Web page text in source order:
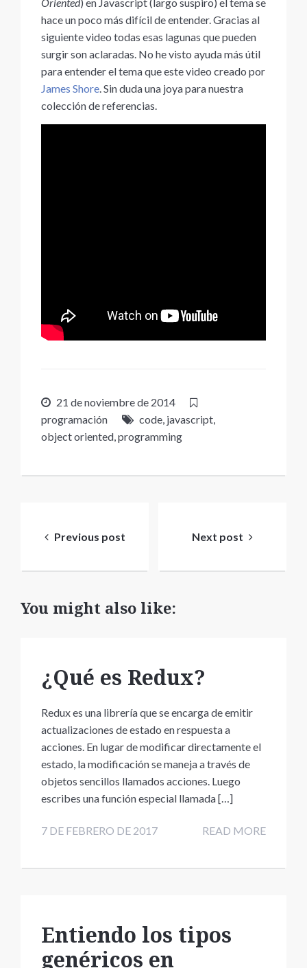
hace un poco más difícil de entender. Gracias al
siguiente video todas esas lagunas que pueden
surgir son aclaradas. No he visto ayuda más útil
para entender el tema que este video creado por
James Shore. Sin duda una joya para nuestra
colección de referencias.
21 de noviembre de 2014
programación
code, javascript,
object oriented,programming
entradas
Previous post Next post
You might also like:
¿Qué es Redux?
Redux es una librería que se encarga de emitir
actualizaciones de estado en respuesta a
acciones. En lugar de modificar directamente el
estado, la modificación se maneja a través de
objetos sencillos llamados acciones. Luego
escribes una función especial llamada […]
7 DE FEBRERO DE 2017 READ MORE
Entiendo los tipos
genéricos en